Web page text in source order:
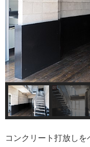
コンクリート打放し